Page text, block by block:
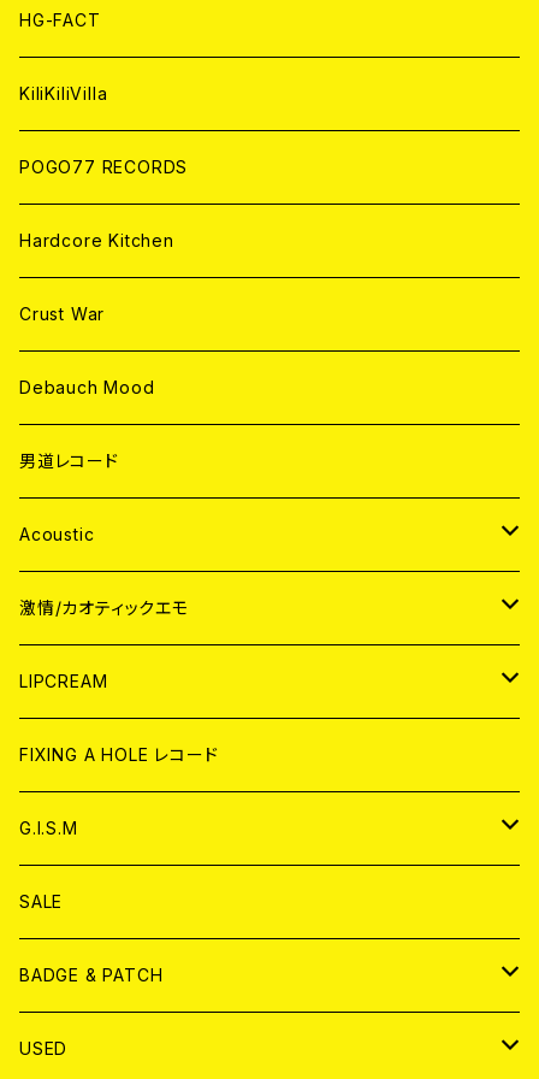
ANALOG
ANALOG
CD
ANALOG
HG-FACT
KiliKiliVilla
POGO77 RECORDS
Hardcore Kitchen
Crust War
Debauch Mood
男道レコード
Acoustic
JAPAN
CD
ANALOG
WORLD
CD
ANALOG
激情/カオティックエモ
JAPAN
CD
ANALOG
WORLD
CD
ANALOG
LIPCREAM
CD
アナログ
DVD
T-shirt & WEAR
FIXING A HOLE レコード
G.I.S.M
CD
ANALOG
T-SHIRT & WEAR
SALE
BADGE & PATCH
BADGE
USED